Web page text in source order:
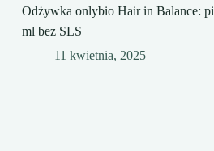
Odżywka onlybio Hair in Balance:
ml bez SLS
11 kwietnia, 2025